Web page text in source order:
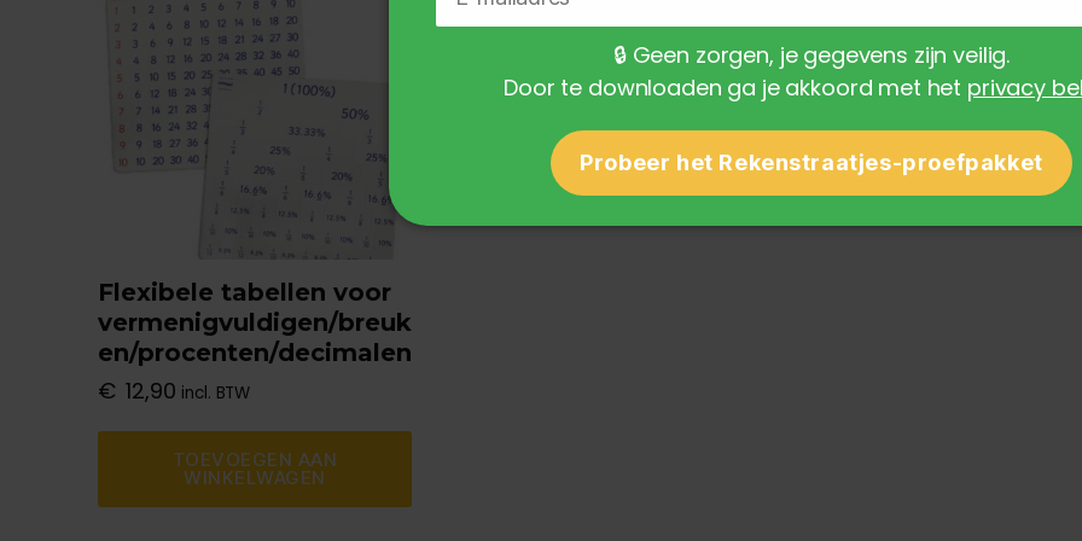
Flexibele tabellen voor
vermenigvuldigen/breuk
en/procenten/decimalen
€ 12,90 incl. BTW
TOEVOEGEN AAN
WINKELWAGEN
🔒 Geen zorgen, je gegevens zijn veilig.
Door te downloaden ga je akkoord met het privacy
Probeer het Rekenstraatjes-proefpakket